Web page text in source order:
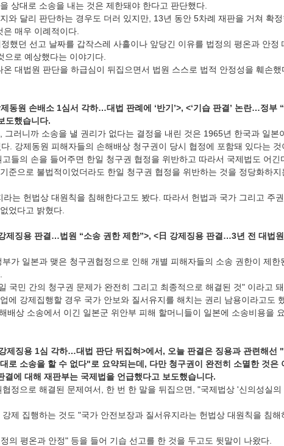
상대로 소송을 내는 것은 제한돼야 한다고 판단했다.
와 달리 판단하는 경우도 더러 있지만, 13년 동안 5차례 재판을 거쳐 확정
매우 이례적이다.
했던 선고 날짜를 갑작스레 사흘이나 앞당긴 이유를 법정의 평온과 안정
로 예상했다는 이야기다.
대법원 판단을 하급심이 뒤집으면서 법원 스스로 법적 안정성을 훼손했
제동원 손배소 1심서 각하…대법 판례에 ‘반기’>, <‘기습 판결’ 논란…정부
도했습니다.
러니까 소송을 낼 권리가 없다는 결정을 내린 것은 1965년 한국과 일본
. 강제동원 피해자들의 손해배상 청구권이 당시 협정에 포함돼 있다는 것
들의 손을 들어주면 한일 청구권 협정을 위반하고 따라서 국제법도 어긴
준으로 불법적이었더라도 한일 청구권 협정을 위반하는 것을 정당화하지
는 헌법상 대원칙을 침해한다고도 봤다. 따라서 헌법과 국가 그리고 주
었다고 밝혔다.
제징용 판결…법원 “소송 권한 제한”>, <日 강제징용 판결…3년 전 대법
가 일본과 맺은 청구권협정으로 인해 개별 피해자들의 소송 권한이 제한
국민 간의 청구권 문제가 완전히 그리고 최종적으로 해결된 것" 이라고 돼
에 강제집행할 경우 국가 안보와 질서유지를 해치는 권리 남용이라고도
배상 소송에서 이긴 일본군 위안부 피해 할머니들이 일본에 소송비용을
제징용 1심 각하…대법 판단 뒤집혀>에서, 오늘 판결은 징용과 관련해선 "
로 소송을 할 수 없다"로 요약되는데, 다만 청구권이 완전히 소멸한 것은
결에 대해 재판부는 국제법을 언급했다고 보도했습니다.
정으로 해결된 문제여서, 한 번 한 말을 뒤집으면, "국제법상 '신의성실의
제 집행하는 것도 "국가 안전보장과 질서유지라는 헌법상 대원칙을 침해
의 평온과 안정" 등을 들어 기습 선고를 한 것을 두고도 뒷말이 나왔다.